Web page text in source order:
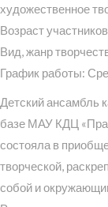
художественное
Возраст
Вид, жанр
График работы:
Детский ансамбль
базе МАУ КДЦ
состояла в
творческой,
собой и